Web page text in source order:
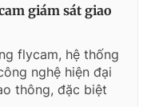
giám sát giao
flycam, hệ thống
nghệ hiện đại
thông, đặc biệt